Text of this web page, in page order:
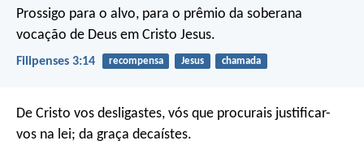
Prossigo para o alvo, para o prêmio da soberana
vocação de Deus em Cristo Jesus.
Filipenses 3:14 recompensa Jesus chamada
De Cristo vos desligastes, vós que procurais justificar-
vos na lei; da graça decaístes.